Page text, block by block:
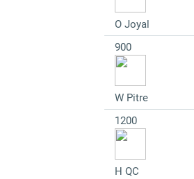
O Joyal
900
W Pitre
1200
H QC